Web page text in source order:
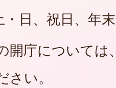
・日、祝日、年
開庁については
さい。